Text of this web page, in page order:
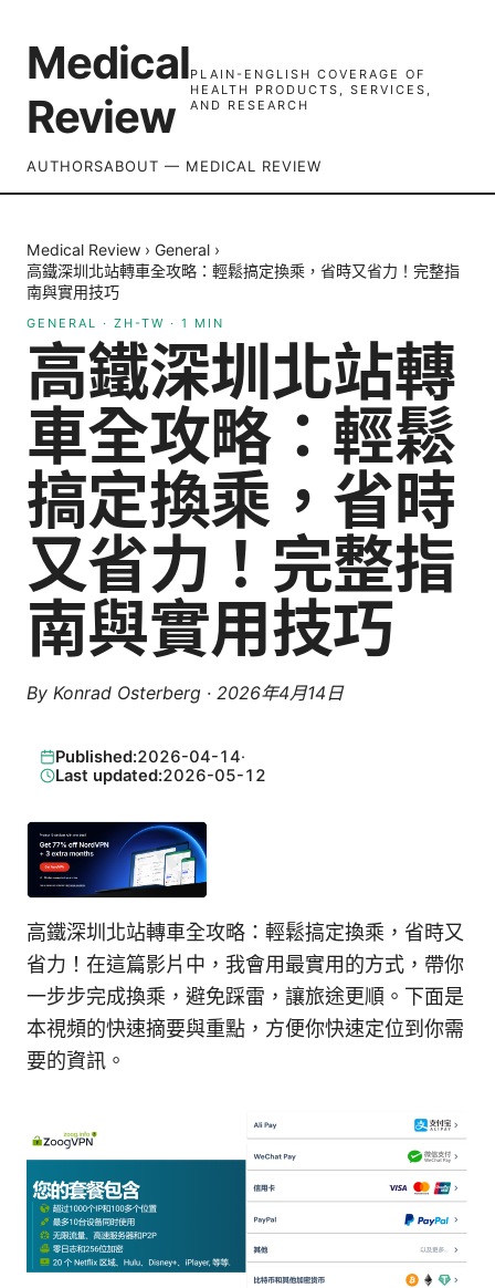
Medical
Review
PLAIN-ENGLISH COVERAGE OF
HEALTH PRODUCTS, SERVICES,
AND RESEARCH
AUTHORSABOUT — MEDICAL REVIEW
Medical Review › General ›
高鐵深圳北站轉車全攻略：輕鬆搞定換乘，省時又省力！完整指
南與實用技巧
GENERAL · ZH-TW · 1 MIN
高鐵深圳北站轉
車全攻略：輕鬆
搞定換乘，省時
又省力！完整指
南與實用技巧
By Konrad Osterberg · 2026年4月14日
Published:2026-04-14·
Last updated:2026-05-12
高鐵深圳北站轉車全攻略：輕鬆搞定換乘，省時又
省力！在這篇影片中，我會用最實用的方式，帶你
一步步完成換乘，避免踩雷，讓旅途更順。下面是
本視頻的快速摘要與重點，方便你快速定位到你需
要的資訊。